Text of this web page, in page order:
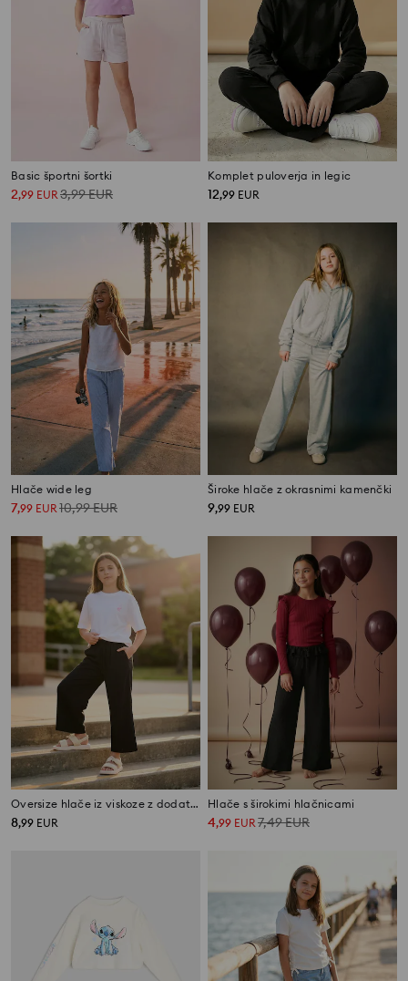
Basic športni šortki
2,99 EUR 3,99EUR
Komplet puloverja in legic
12,99 EUR
Hlače wide leg
7,99 EUR10,99EUR
Široke hlače z okrasnimi kamenčki
9,99 EUR
Oversize hlače iz viskoze z dodatkom lana
8,99 EUR
Hlače s širokimi hlačnicami
4,99 EUR7,49EUR